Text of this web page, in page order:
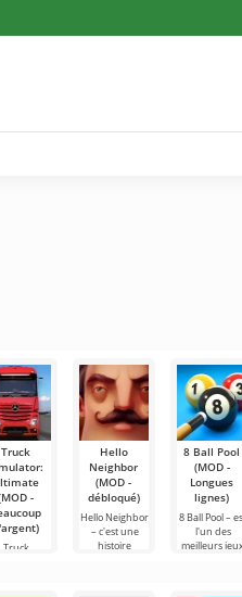
Truck
-
Truck
Hello
Neighbor
(MOD -
débloqué)
Hello Neighbor
– c'est une
histoire
8 Ball Pool
(MOD -
Longues
lignes)
8 Ball Pool –
l'un des
meilleurs